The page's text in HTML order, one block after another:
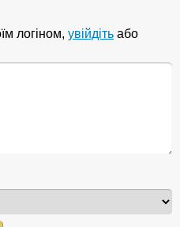
логіном, увійдіть або